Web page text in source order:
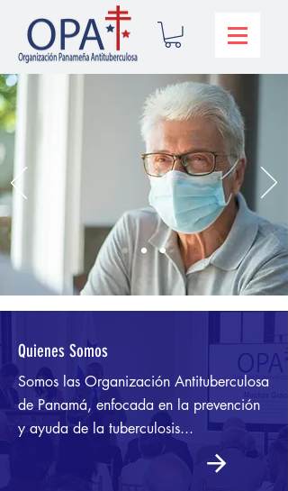
Quienes Somos
Somos las Organización Antituberculosa
de Panamá, enfocada en la prevención
y ayuda de la tuberculosis...